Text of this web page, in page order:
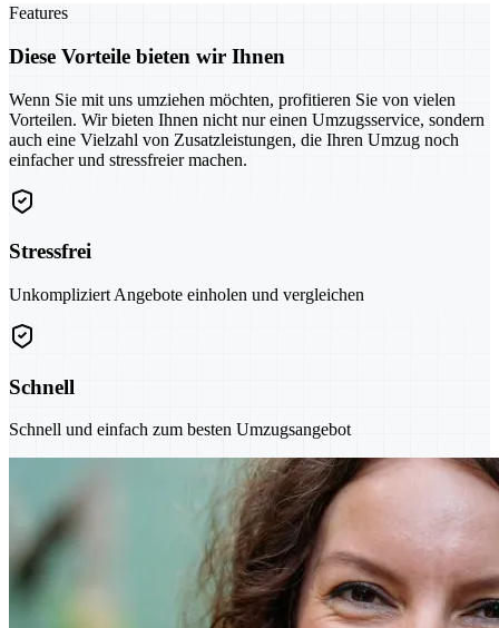
Features
Diese Vorteile bieten wir Ihnen
Wenn Sie mit uns umziehen möchten, profitieren Sie von vielen
Vorteilen. Wir bieten Ihnen nicht nur einen Umzugsservice, sondern
auch eine Vielzahl von Zusatzleistungen, die Ihren Umzug noch
einfacher und stressfreier machen.
Stressfrei
Unkompliziert Angebote einholen und vergleichen
Schnell
Schnell und einfach zum besten Umzugsangebot